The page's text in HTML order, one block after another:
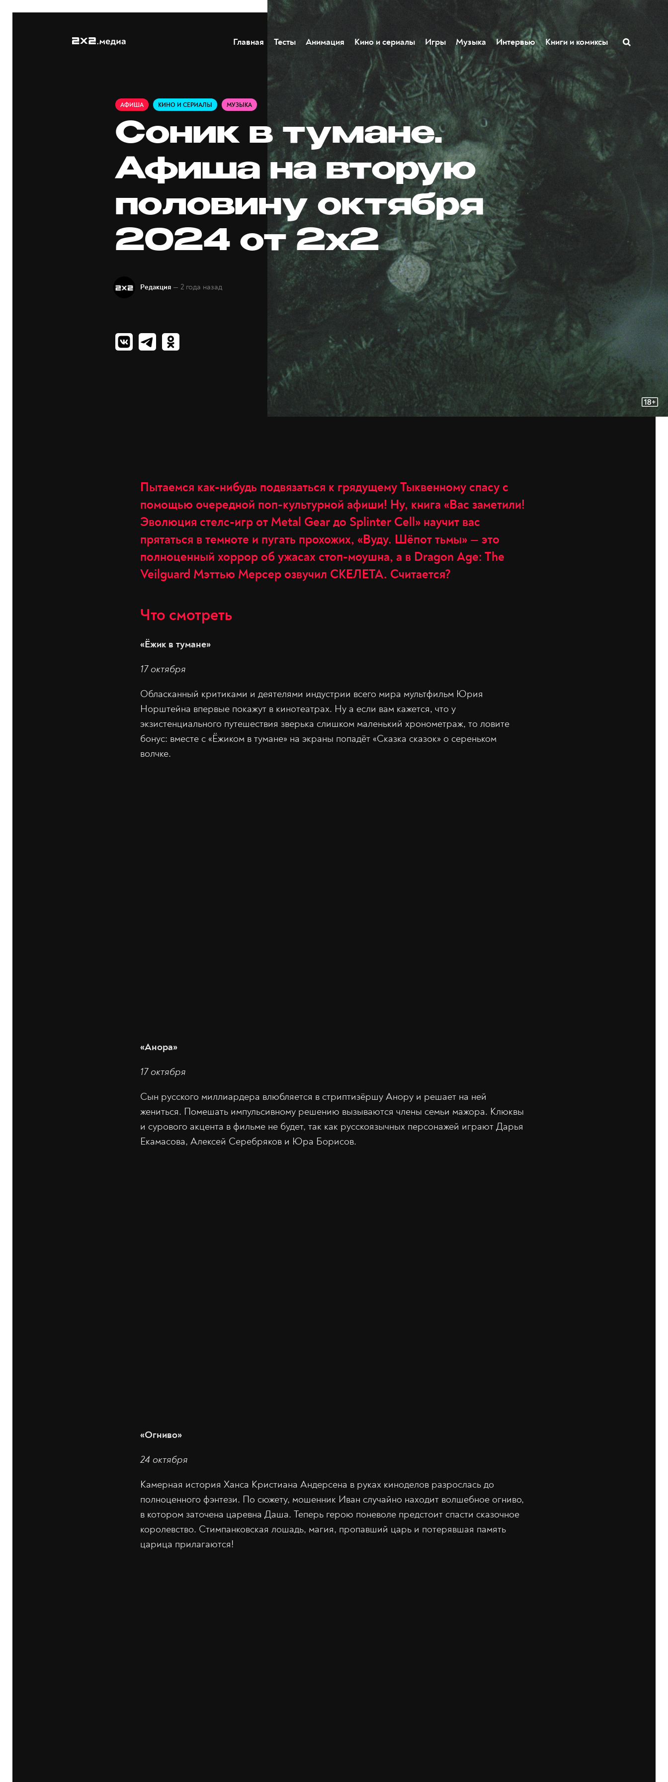
Главная Тесты Анимация Кино и сериалы Игры Музыка Интервью Книги и комиксы
АФИША КИНО И СЕРИАЛЫ МУЗЫКА
Соник в тумане.
Афиша на вторую
половину октября
2024 от 2x2
Редакция — 2 года назад
Пытаемся как-нибудь подвязаться к грядущему Тыквенному спасу с
помощью очередной поп-культурной афиши! Ну, книга «Вас заметили!
Эволюция стелс-игр от Metal Gear до Splinter Cell» научит вас
прятаться в темноте и пугать прохожих, «Вуду. Шёпот тьмы» — это
полноценный хоррор об ужасах стоп-моушна, а в Dragon Age: The
Veilguard Мэттью Мерсер озвучил СКЕЛЕТА. Считается?
Что смотреть
«Ёжик в тумане»
17 октября
Обласканный критиками и деятелями индустрии всего мира мультфильм Юрия
Норштейна впервые покажут в кинотеатрах. Ну а если вам кажется, что у
экзистенциального путешествия зверька слишком маленький хронометраж, то ловите
бонус: вместе с «Ёжиком в тумане» на экраны попадёт «Сказка сказок» о сереньком
волчке.
«Анора»
17 октября
Сын русского миллиардера влюбляется в стриптизёршу Анору и решает на ней
жениться. Помешать импульсивному решению вызываются члены семьи мажора. Клюквы
и сурового акцента в фильме не будет, так как русскоязычных персонажей играют Дарья
Екамасова, Алексей Серебряков и Юра Борисов.
«Огниво»
24 октября
Камерная история Ханса Кристиана Андерсена в руках киноделов разрослась до
полноценного фэнтези. По сюжету, мошенник Иван случайно находит волшебное огниво,
в котором заточена царевна Даша. Теперь герою поневоле предстоит спасти сказочное
королевство. Стимпанковская лошадь, магия, пропавший царь и потерявшая память
царица прилагаются!